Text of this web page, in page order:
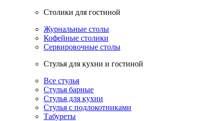
Столики для гостиной
Журнальные столы
Кофейные столики
Сервировочные столы
Стулья для кухни и гостиной
Все стулья
Стулья барные
Стулья для кухни
Стулья с подлокотниками
Табуреты